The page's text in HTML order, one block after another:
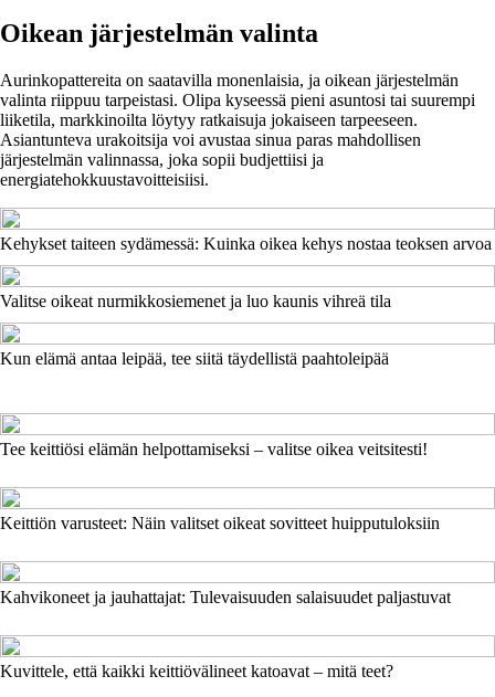
Oikean järjestelmän valinta
Aurinkopattereita on saatavilla monenlaisia, ja oikean järjestelmän
valinta riippuu tarpeistasi. Olipa kyseessä pieni asuntosi tai suurempi
liiketila, markkinoilta löytyy ratkaisuja jokaiseen tarpeeseen.
Asiantunteva urakoitsija voi avustaa sinua paras mahdollisen
järjestelmän valinnassa, joka sopii budjettiisi ja
energiatehokkuustavoitteisiisi.
Kehykset taiteen sydämessä: Kuinka oikea kehys nostaa teoksen arvoa
Valitse oikeat nurmikkosiemenet ja luo kaunis vihreä tila
Kun elämä antaa leipää, tee siitä täydellistä paahtoleipää
Tee keittiösi elämän helpottamiseksi – valitse oikea veitsitesti!
Keittiön varusteet: Näin valitset oikeat sovitteet huipputuloksiin
Kahvikoneet ja jauhattajat: Tulevaisuuden salaisuudet paljastuvat
Kuvittele, että kaikki keittiövälineet katoavat – mitä teet?